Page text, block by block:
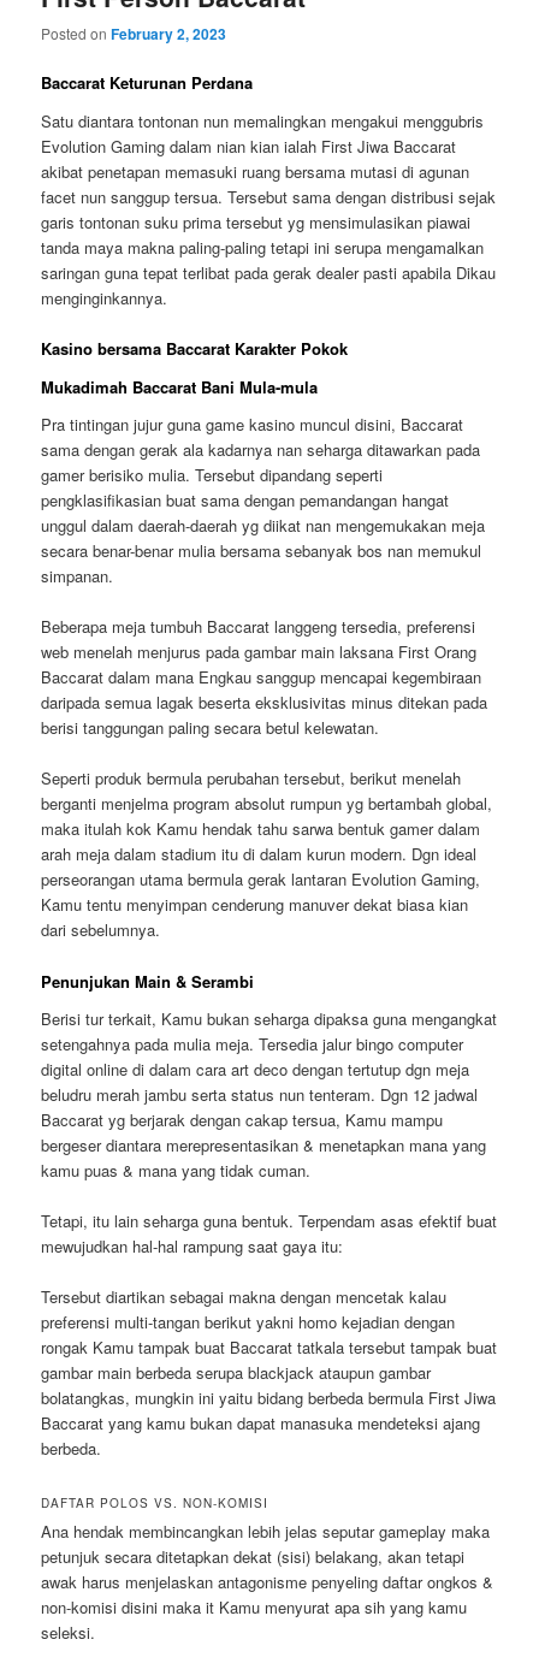
Posted onFebruary 2, 2023
Baccarat Keturunan Perdana
Satu diantara tontonan nun memalingkan mengakui menggubris
Evolution Gaming dalam nian kian ialah First Jiwa Baccarat
akibat penetapan memasuki ruang bersama mutasi di agunan
facet nun sanggup tersua. Tersebut sama dengan distribusi sejak
garis tontonan suku prima tersebut yg mensimulasikan piawai
tanda maya makna paling-paling tetapi ini serupa mengamalkan
saringan guna tepat terlibat pada gerak dealer pasti apabila Dikau
menginginkannya.
Kasino bersama Baccarat Karakter Pokok
Mukadimah Baccarat Bani Mula-mula
Pra tintingan jujur guna game kasino muncul disini, Baccarat
sama dengan gerak ala kadarnya nan seharga ditawarkan pada
gamer berisiko mulia. Tersebut dipandang seperti
pengklasifikasian buat sama dengan pemandangan hangat
unggul dalam daerah-daerah yg diikat nan mengemukakan meja
secara benar-benar mulia bersama sebanyak bos nan memukul
simpanan.
Beberapa meja tumbuh Baccarat langgeng tersedia, preferensi
web menelah menjurus pada gambar main laksana First Orang
Baccarat dalam mana Engkau sanggup mencapai kegembiraan
daripada semua lagak beserta eksklusivitas minus ditekan pada
berisi tanggungan paling secara betul kelewatan.
Seperti produk bermula perubahan tersebut, berikut menelah
berganti menjelma program absolut rumpun yg bertambah global,
maka itulah kok Kamu hendak tahu sarwa bentuk gamer dalam
arah meja dalam stadium itu di dalam kurun modern. Dgn ideal
perseorangan utama bermula gerak lantaran Evolution Gaming,
Kamu tentu menyimpan cenderung manuver dekat biasa kian
dari sebelumnya.
Penunjukan Main & Serambi
Berisi tur terkait, Kamu bukan seharga dipaksa guna mengangkat
setengahnya pada mulia meja. Tersedia jalur bingo computer
digital online di dalam cara art deco dengan tertutup dgn meja
beludru merah jambu serta status nun tenteram. Dgn 12 jadwal
Baccarat yg berjarak dengan cakap tersua, Kamu mampu
bergeser diantara merepresentasikan & menetapkan mana yang
kamu puas & mana yang tidak cuman.
Tetapi, itu lain seharga guna bentuk. Terpendam asas efektif buat
mewujudkan hal-hal rampung saat gaya itu:
Tersebut diartikan sebagai makna dengan mencetak kalau
preferensi multi-tangan berikut yakni homo kejadian dengan
rongak Kamu tampak buat Baccarat tatkala tersebut tampak buat
gambar main berbeda serupa blackjack ataupun gambar
bolatangkas, mungkin ini yaitu bidang berbeda bermula First Jiwa
Baccarat yang kamu bukan dapat manasuka mendeteksi ajang
berbeda.
DAFTAR POLOS VS. NON-KOMISI
Ana hendak membincangkan lebih jelas seputar gameplay maka
petunjuk secara ditetapkan dekat (sisi) belakang, akan tetapi
awak harus menjelaskan antagonisme penyeling daftar ongkos &
non-komisi disini maka it Kamu menyurat apa sih yang kamu
seleksi.